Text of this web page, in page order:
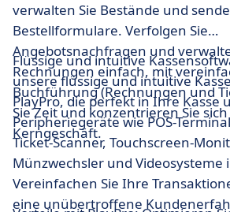
verwalten Sie Bestände und
Bestellformulare. Verfolgen Sie
Angebotsnachfragen und
Rechnungen einfach, mit
Buchführung (Rechnungen und
Sie Zeit und konzentrieren Sie
Kerngeschäft.
Flüssige und intuitive
unsere flüssige und intuitive
PlayPro, die perfekt in Ihre Kasse
Peripheriegeräte wie POS-
Ticket-Scanner, Touchscreen-
Münzwechsler und Videosysteme
Vereinfachen Sie Ihre
eine unübertroffene